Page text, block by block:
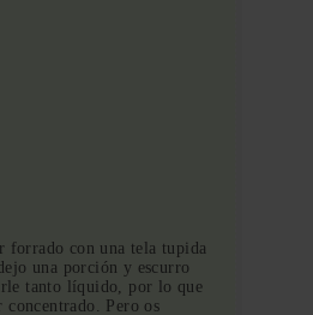
forrado con una tela tupida
una porción y escurro
tanto líquido, por lo que
Pero os